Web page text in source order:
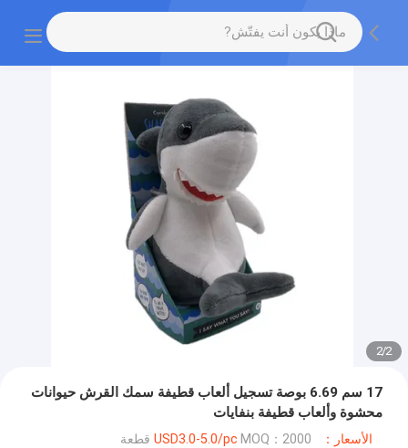
2
/
2
17 سم 6.69 بوصة تسجيل ألعاب قطيفة سمك القرش حيوانات
محشوة وألعاب قطيفة بنفايات
الأسعار：USD3.0-5.0/pc MOQ：2000 قطعة